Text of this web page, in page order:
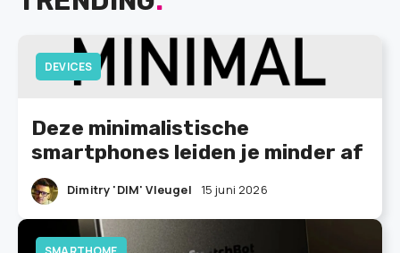
DEVICES
Deze minimalistische
smartphones leiden je minder af
Dimitry 'DIM' Vleugel 15 juni 2026